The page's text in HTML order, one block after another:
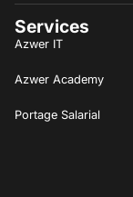
Services
Azwer IT
Azwer Academy
Portage Salarial